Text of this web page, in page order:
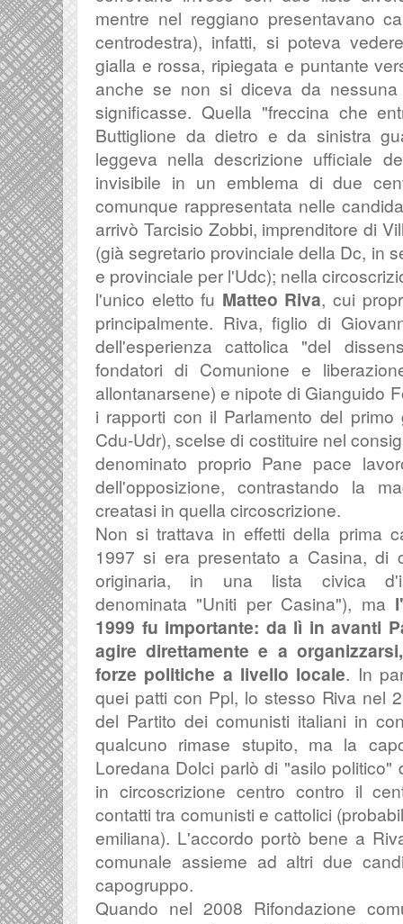
mentre nel reggiano presentavano
centrodestra), infatti, si poteva
gialla e rossa, ripiegata e puntante
anche se non si diceva da
significasse. Quella "freccina che
Buttiglione da dietro e da sinistra
leggeva nella descrizione ufficiale
invisibile in un emblema di due
comunque rappresentata nelle
arrivò Tarcisio Zobbi, imprenditore di
(già segretario provinciale della Dc, in
e provinciale per l'Udc); nella
l'unico eletto fu Matteo Riva, cui
principalmente. Riva, figlio di
dell'esperienza cattolica "del
fondatori di Comunione e
allontanarsene) e nipote di Gianguido
i rapporti con il Parlamento del
Cdu-Udr), scelse di costituire nel
denominato proprio Pane pace
dell'opposizione, contrastando la
creatasi in quella circoscrizione.
Non si trattava in effetti della prima
1997 si era presentato a Casina, di
originaria, in una lista civica
denominata "Uniti per Casina"), ma
1999 fu importante: da lì in avanti
agire direttamente e a
forze politiche a livello locale. In
quei patti con Ppl, lo stesso Riva nel
del Partito dei comunisti italiani in
qualcuno rimase stupito, ma la
Loredana Dolci parlò di "asilo politico"
in circoscrizione centro contro il
contatti tra comunisti e cattolici
emiliana). L'accordo portò bene a
comunale assieme ad altri due
capogruppo.
Quando nel 2008 Rifondazione